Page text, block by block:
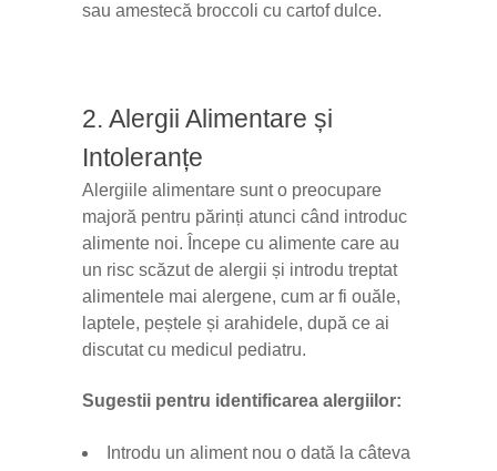
sau amestecă broccoli cu cartof dulce.
2. Alergii Alimentare și
Intoleranțe
Alergiile alimentare sunt o preocupare
majoră pentru părinți atunci când introduc
alimente noi. Începe cu alimente care au
un risc scăzut de alergii și introdu treptat
alimentele mai alergene, cum ar fi ouăle,
laptele, peștele și arahidele, după ce ai
discutat cu medicul pediatru.
Sugestii pentru identificarea alergiilor:
Introdu un aliment nou o dată la câteva